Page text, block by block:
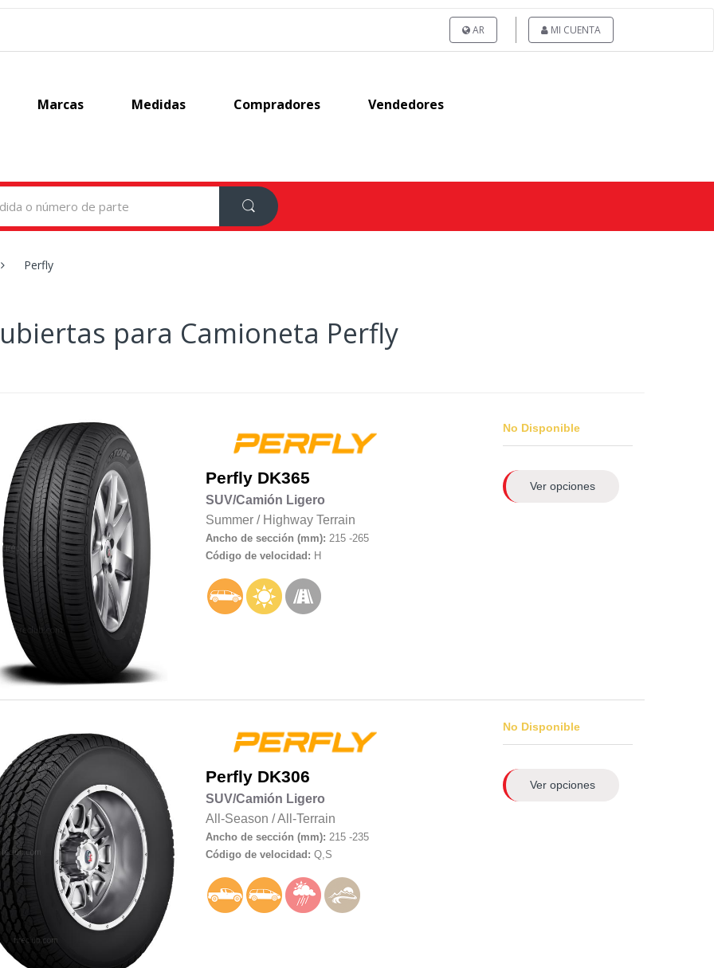
AR MI CUENTA
Marcas Medidas Compradores Vendedores
Perfly
para Camioneta Perfly
Perfly DK365
SUV/Camión Ligero
Summer / Highway Terrain
Ancho de sección (mm): 215 -265
Código de velocidad: H
No Disponible
Ver opciones
Perfly DK306
SUV/Camión Ligero
All-Season /All-Terrain
Ancho de sección (mm): 215 -235
Código de velocidad: Q,S
No Disponible
Ver opciones